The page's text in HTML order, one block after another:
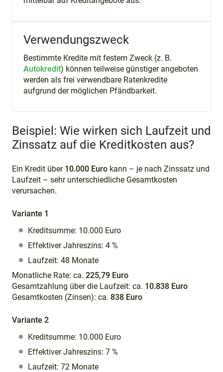
Verwendungszweck
Bestimmte Kredite mit festem Zweck (z. B.
Autokredit) können teilweise günstiger angeboten
werden als frei verwendbare Ratenkredite
aufgrund der möglichen Pfändbarkeit.
Beispiel: Wie wirken sich Laufzeit und
Zinssatz auf die Kreditkosten aus?
Ein Kredit über 10.000 Euro kann – je nach Zinssatz und
Laufzeit – sehr unterschiedliche Gesamtkosten
verursachen.
Variante 1
Kreditsumme: 10.000 Euro
Effektiver Jahreszins: 4 %
Laufzeit: 48 Monate
Monatliche Rate: ca. 225,79 Euro
Gesamtzahlung über die Laufzeit: ca. 10.838 Euro
Gesamtkosten (Zinsen): ca. 838 Euro
Variante 2
Kreditsumme: 10.000 Euro
Effektiver Jahreszins: 7 %
Laufzeit: 72 Monate